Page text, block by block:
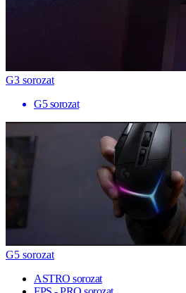
G3 sorozat
G5 sorozat
G5 sorozat
ASTRO sorozat